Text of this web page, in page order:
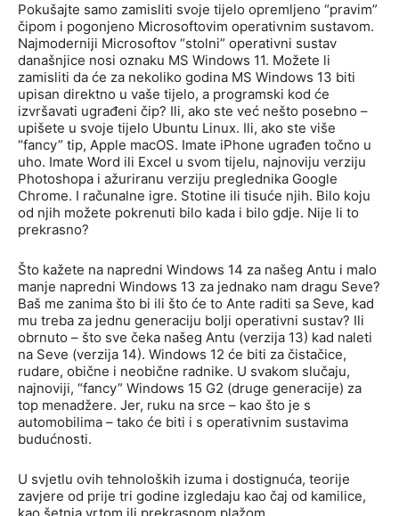
Pokušajte samo zamisliti svoje tijelo opremljeno “pravim”
čipom i pogonjeno Microsoftovim operativnim sustavom.
Najmoderniji Microsoftov “stolni” operativni sustav
današnjice nosi oznaku MS Windows 11. Možete li
zamisliti da će za nekoliko godina MS Windows 13 biti
upisan direktno u vaše tijelo, a programski kod će
izvršavati ugrađeni čip? Ili, ako ste već nešto posebno –
upišete u svoje tijelo Ubuntu Linux. Ili, ako ste više
“fancy” tip, Apple macOS. Imate iPhone ugrađen točno u
uho. Imate Word ili Excel u svom tijelu, najnoviju verziju
Photoshopa i ažuriranu verziju preglednika Google
Chrome. I računalne igre. Stotine ili tisuće njih. Bilo koju
od njih možete pokrenuti bilo kada i bilo gdje. Nije li to
prekrasno?
Što kažete na napredni Windows 14 za našeg Antu i malo
manje napredni Windows 13 za jednako nam dragu Seve?
Baš me zanima što bi ili što će to Ante raditi sa Seve, kad
mu treba za jednu generaciju bolji operativni sustav? Ili
obrnuto – što sve čeka našeg Antu (verzija 13) kad naleti
na Seve (verzija 14). Windows 12 će biti za čistačice,
rudare, obične i neobične radnike. U svakom slučaju,
najnoviji, “fancy” Windows 15 G2 (druge generacije) za
top menadžere. Jer, ruku na srce – kao što je s
automobilima – tako će biti i s operativnim sustavima
budućnosti.
U svjetlu ovih tehnoloških izuma i dostignuća, teorije
zavjere od prije tri godine izgledaju kao čaj od kamilice,